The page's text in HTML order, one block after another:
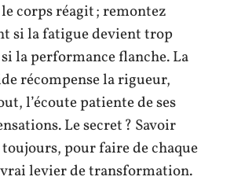
corps réagit ; remontez
si la fatigue devient trop
la performance flanche. La
récompense la rigueur,
l’écoute patiente de ses
Le secret ? Savoir
toujours, pour faire de chaque
levier de transformation.